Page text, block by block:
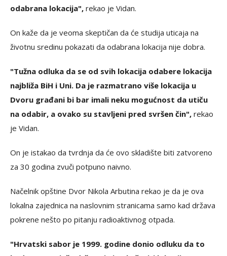
odabrana lokacija", rekao je Vidan.
On kaže da je veoma skeptičan da će studija uticaja na
životnu sredinu pokazati da odabrana lokacija nije dobra.
"Tužna odluka da se od svih lokacija odabere lokacija
najbliža BiH i Uni. Da je razmatrano više lokacija u
Dvoru građani bi bar imali neku mogućnost da utiču
na odabir, a ovako su stavljeni pred svršen čin", rekao
je Vidan.
On je istakao da tvrdnja da će ovo skladište biti zatvoreno
za 30 godina zvuči potpuno naivno.
Načelnik opštine Dvor Nikola Arbutina rekao je da je ova
lokalna zajednica na naslovnim stranicama samo kad država
pokrene nešto po pitanju radioaktivnog otpada.
"Hrvatski sabor je 1999. godine donio odluku da to